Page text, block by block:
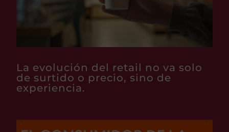
La evolución del retail no va solo
de surtido o precio, sino de
experiencia.